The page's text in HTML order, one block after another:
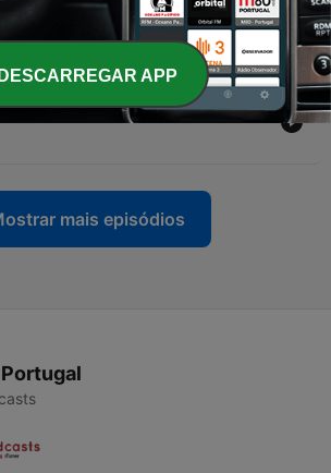
diagnóza v 21
šok, pro mladou Betty realita
170 kilo! Martin trpěl obezitou 3.
mais episódios
DESCARREGAR APP